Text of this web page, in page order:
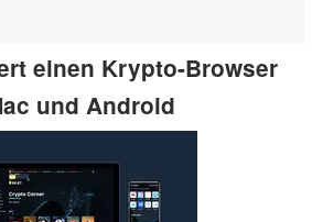
einen Krypto-Browser
und Android